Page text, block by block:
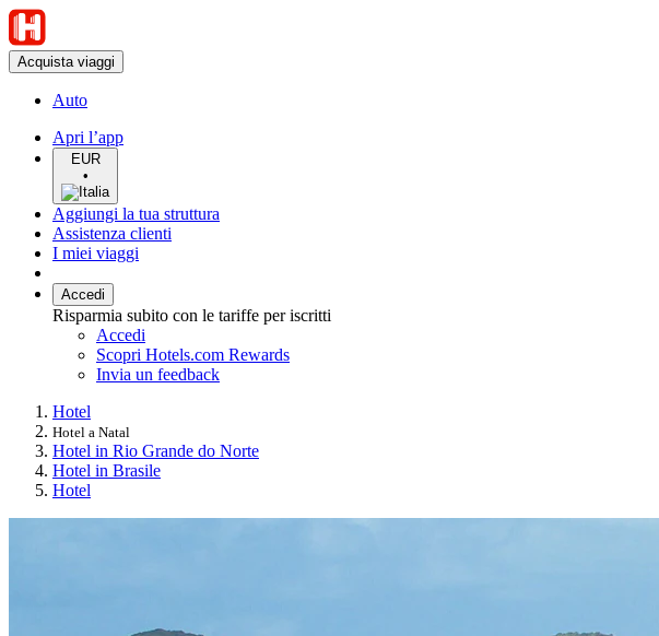
Acquista viaggi
Auto
Apri l’app
EUR
•
Aggiungi la tua struttura
Assistenza clienti
I miei viaggi
Accedi
Risparmia subito con le tariffe per iscritti
Accedi
Scopri Hotels.com Rewards
Invia un feedback
Hotel
Hotel a Natal
Hotel in Rio Grande do Norte
Hotel in Brasile
Hotel